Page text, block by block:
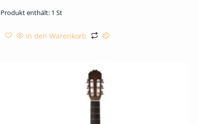
Produkt enthält: 1St
In den Warenkorb